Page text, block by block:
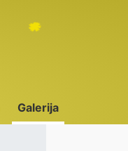
Galerija